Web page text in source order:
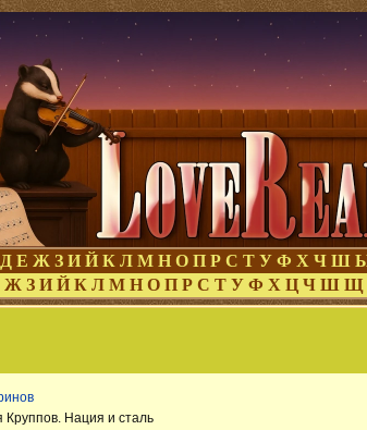
Д Е Ж З И Й К Л М Н О П Р С Т У Ф Х Ч Ш
Ж З И Й К Л М Н О П Р С Т У Ф Х Ц Ч Ш Щ
Круппов. Нация и сталь